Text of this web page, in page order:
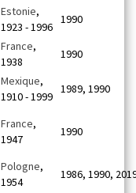
Estonie,
1923 - 1996
1990
France,
1938
1990
Mexique,
1910 - 1999
1989, 1990
France,
1947
1990
Pologne,
1954
1986, 1990,